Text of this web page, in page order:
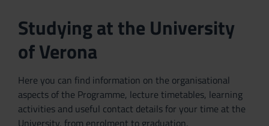
Studying at the University
of Verona
Here you can find information on the organisational
aspects of the Programme, lecture timetables, learning
activities and useful contact details for your time at the
University, from enrolment to graduation.